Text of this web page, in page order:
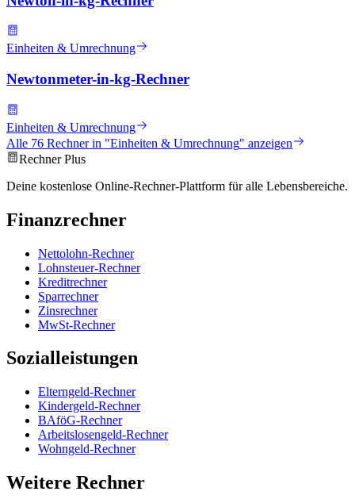
Einheiten & Umrechnung
Newtonmeter-in-kg-Rechner
Einheiten & Umrechnung
Alle 76 Rechner in "Einheiten & Umrechnung" anzeigen
Rechner Plus
Deine kostenlose Online-Rechner-Plattform für alle Lebensbereiche.
Finanzrechner
Nettolohn-Rechner
Lohnsteuer-Rechner
Kreditrechner
Sparrechner
Zinsrechner
MwSt-Rechner
Sozialleistungen
Elterngeld-Rechner
Kindergeld-Rechner
BAföG-Rechner
Arbeitslosengeld-Rechner
Wohngeld-Rechner
Weitere Rechner